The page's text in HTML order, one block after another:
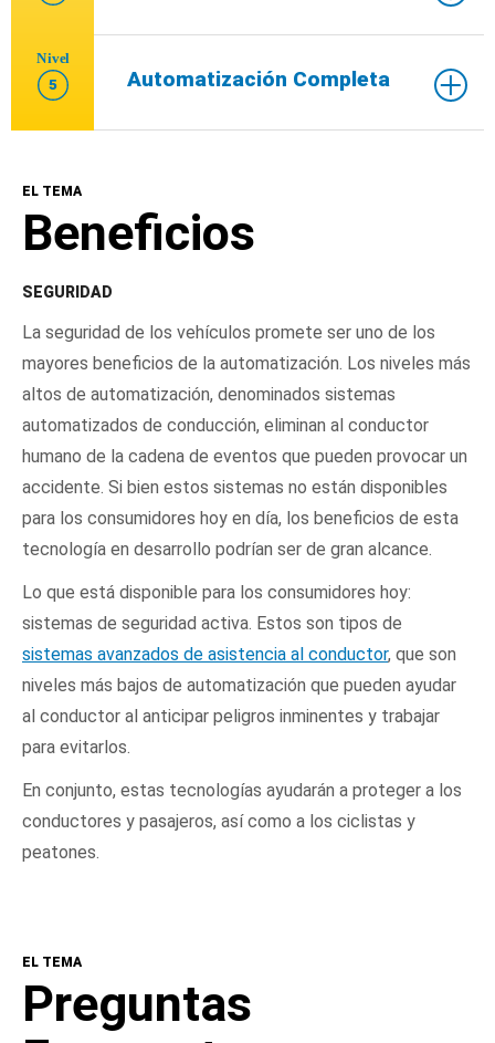
Nivel
5 Automatización Completa
EL TEMA
Beneficios
SEGURIDAD
La seguridad de los vehículos promete ser uno de los
mayores beneficios de la automatización. Los niveles más
altos de automatización, denominados sistemas
automatizados de conducción, eliminan al conductor
humano de la cadena de eventos que pueden provocar un
accidente. Si bien estos sistemas no están disponibles
para los consumidores hoy en día, los beneficios de esta
tecnología en desarrollo podrían ser de gran alcance.
Lo que está disponible para los consumidores hoy:
sistemas de seguridad activa. Estos son tipos de
sistemas avanzados de asistencia al conductor, que son
niveles más bajos de automatización que pueden ayudar
al conductor al anticipar peligros inminentes y trabajar
para evitarlos.
En conjunto, estas tecnologías ayudarán a proteger a los
conductores y pasajeros, así como a los ciclistas y
peatones.
EL TEMA
Preguntas